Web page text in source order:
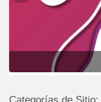
Categorías de Sitio: